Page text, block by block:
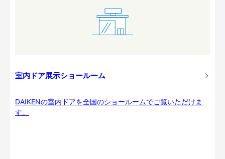
室内ドア展示ショールーム
DAIKENの室内ドアを全国のショールームでご覧いただけま
す。